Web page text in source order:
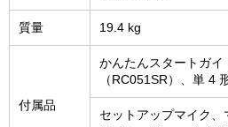
質量 19.4 kg
付属品
かんたんスタートガ
（RC051SR）、単 4
セットアップマイク